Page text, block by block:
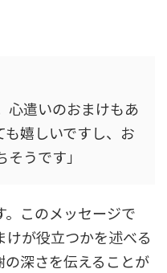
心遣いのおまけもあ
も嬉しいですし、お
うです」
。このメッセージで
が役立つかを述べる
深さを伝えることが